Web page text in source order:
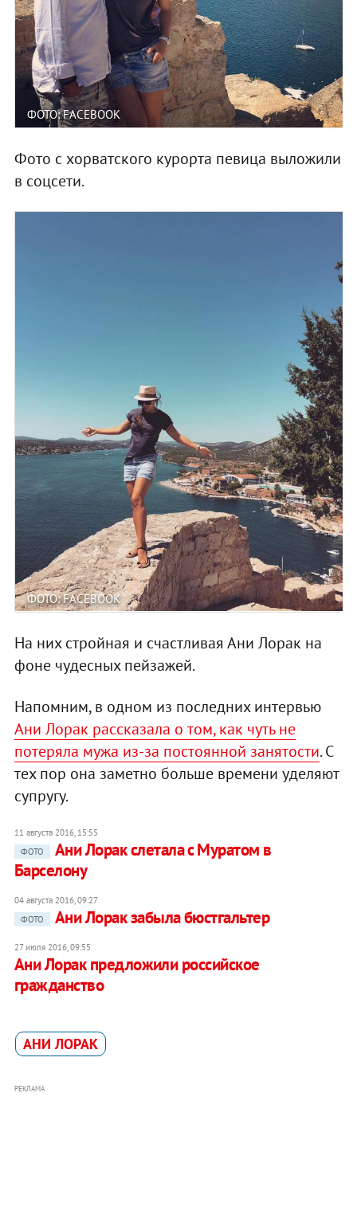
ФОТО: FACEBOOK
Фото с хорватского курорта певица выложили
в соцсети.
ФОТО: FACEBOOK
На них стройная и счастливая Ани Лорак на
фоне чудесных пейзажей.
Напомним, в одном из последних интервью
Ани Лорак рассказала о том, как чуть не
потеряла мужа из-за постоянной занятости. С
тех пор она заметно больше времени уделяют
супругу.
11 августа 2016, 15:55
ФОТО
Ани Лорак слетала c Муратом в
Барселону
04 августа 2016, 09:27
ФОТО
Ани Лорак забыла бюстгальтер
27 июля 2016, 09:55
Ани Лорак предложили российское
гражданство
АНИ ЛОРАК
РЕКЛАМА